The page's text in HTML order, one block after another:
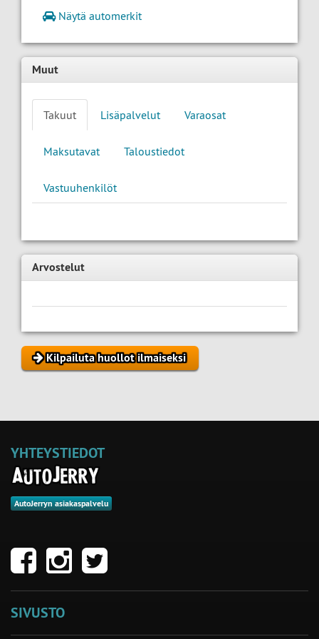
Näytä automerkit
Muut
Takuut Lisäpalvelut Varaosat
Maksutavat Taloustiedot
Vastuuhenkilöt
Arvostelut
Kilpailuta huollot ilmaiseksi
YHTEYSTIEDOT
AutoJerryn asiakaspalvelu
SIVUSTO